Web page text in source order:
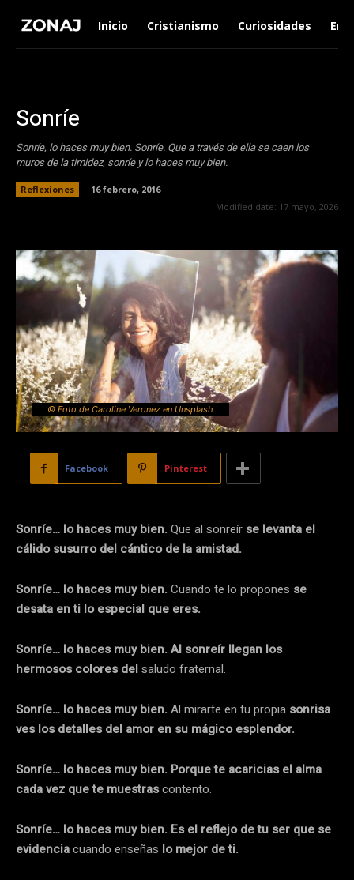
Inicio Cristianismo Curiosidades
Sonríe
Sonríe, lo haces muy bien. Sonríe. Que a través de ella se caen los
muros de la timidez, sonríe y lo haces muy bien.
Reflexiones
16 febrero, 2016
Modified date: 17 mayo, 2026
© Foto de Caroline Veronez en Unsplash
Facebook Pinterest
Sonríe… lo haces muy bien. Que al sonreír se levanta el
cálido susurro del cántico de la amistad.
Sonríe… lo haces muy bien. Cuando te lo propones se
desata en ti lo especial que eres.
Sonríe… lo haces muy bien. Al sonreír llegan los
hermosos colores delsaludo fraternal.
Sonríe… lo haces muy bien. Al mirarte en tu propia sonrisa
ves los detalles del amor en su mágico esplendor.
Sonríe… lo haces muy bien. Porque te acaricias el alma
cada vez que te muestrascontento.
Sonríe… lo haces muy bien. Es el reflejo de tu ser que se
evidenciacuando enseñas lo mejor de ti.